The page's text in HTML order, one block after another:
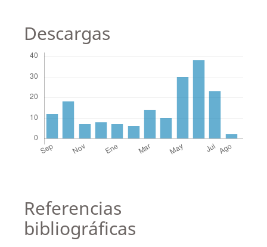
Descargas
Referencias
bibliográficas